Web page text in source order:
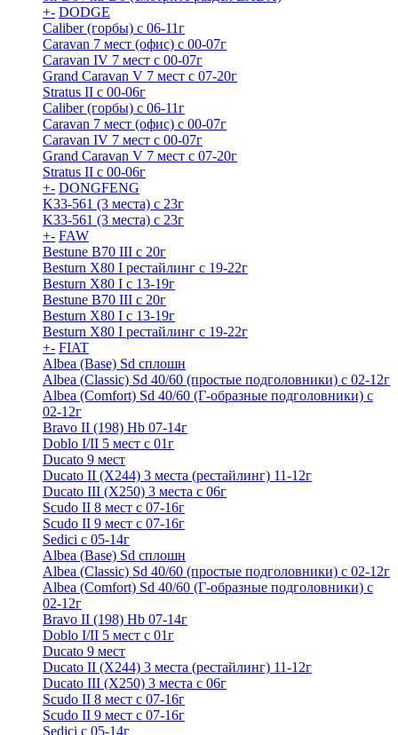
+- DODGE
Caliber (горбы) с 06-11г
Caravan 7 мест (офис) с 00-07г
Caravan IV 7 мест с 00-07г
Grand Caravan V 7 мест с 07-20г
Stratus II с 00-06г
Caliber (горбы) с 06-11г
Caravan 7 мест (офис) с 00-07г
Caravan IV 7 мест с 00-07г
Grand Caravan V 7 мест с 07-20г
Stratus II с 00-06г
+- DONGFENG
K33-561 (3 места) с 23г
K33-561 (3 места) с 23г
+- FAW
Bestune B70 III с 20г
Besturn X80 I рестайлинг с 19-22г
Besturn X80 I с 13-19г
Bestune B70 III с 20г
Besturn X80 I с 13-19г
Besturn X80 I рестайлинг с 19-22г
+- FIAT
Albea (Base) Sd сплошн
Albea (Classic) Sd 40/60 (простые подголовники) с 02-12г
Albea (Comfort) Sd 40/60 (Г-образные подголовники) с
02-12г
Bravo II (198) Hb 07-14г
Doblo I/II 5 мест с 01г
Ducato 9 мест
Ducato II (Х244) 3 места (рестайлинг) 11-12г
Ducato III (Х250) 3 места с 06г
Scudo II 8 мест с 07-16г
Scudo II 9 мест с 07-16г
Sedici c 05-14г
Albea (Base) Sd сплошн
Albea (Classic) Sd 40/60 (простые подголовники) с 02-12г
Albea (Comfort) Sd 40/60 (Г-образные подголовники) с
02-12г
Bravo II (198) Hb 07-14г
Doblo I/II 5 мест с 01г
Ducato 9 мест
Ducato II (Х244) 3 места (рестайлинг) 11-12г
Ducato III (Х250) 3 места с 06г
Scudo II 8 мест с 07-16г
Scudo II 9 мест с 07-16г
Sedici c 05-14г